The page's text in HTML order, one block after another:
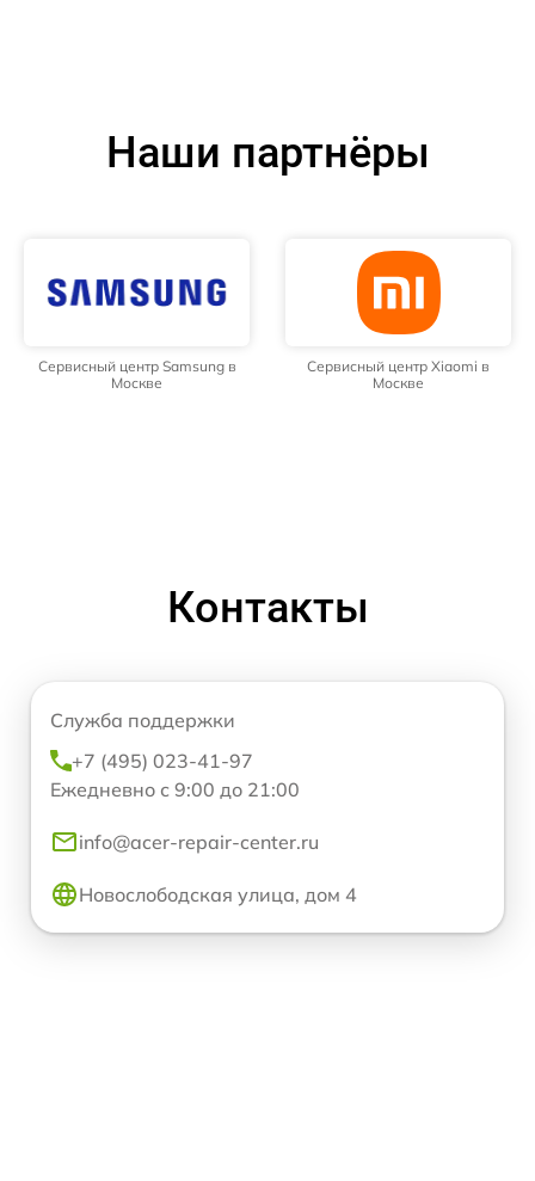
Наши партнёры
Сервисный центр Samsung в
Москве
Сервисный центр Xiaomi в
Москве
Контакты
Служба поддержки
+7 (495) 023-41-97
Ежедневно с 9:00 до 21:00
info@acer-repair-center.ru
Новослободская улица, дом 4